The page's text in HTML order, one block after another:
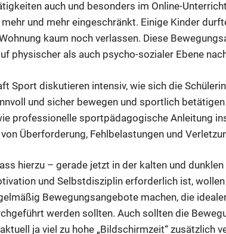
auch und besonders im Online-
und mehr eingeschränkt. Einige Kinder
kaum noch verlassen. Diese
physischer als auch psycho-sozialer Ebene
Sport diskutieren intensiv, wie sich die
und sicher bewegen und sportlich
professionelle sportpädagogische Anleitung
Überforderung, Fehlbelastungen und
hierzu – gerade jetzt in der kalten und
und Selbstdisziplin erforderlich ist, wollen
Bewegungsangebote machen, die
werden sollten. Auch sollten die
ja viel zu hohe „Bildschirmzeit“ zusätzlich